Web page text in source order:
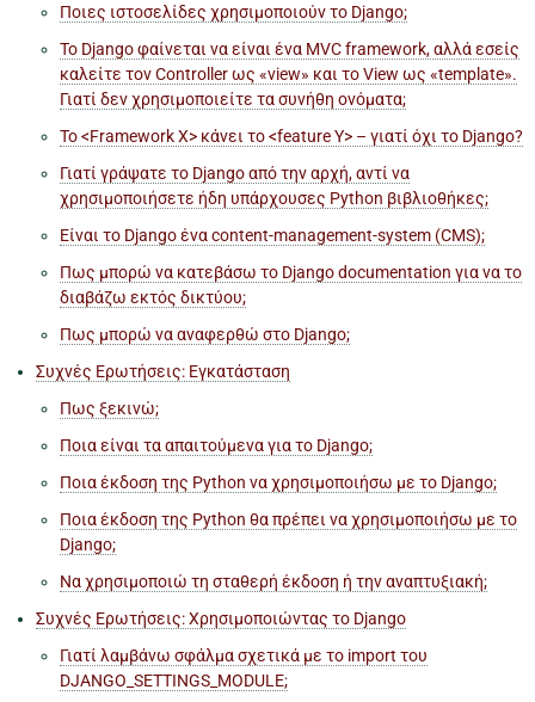
Ποιες ιστοσελίδες χρησιμοποιούν το Django;
Το Django φαίνεται να είναι ένα MVC framework, αλλά εσείς
καλείτε τον Controller ως «view» και το View ως «template».
Γιατί δεν χρησιμοποιείτε τα συνήθη ονόματα;
Το <Framework X> κάνει το <feature Y> – γιατί όχι το Django?
Γιατί γράψατε το Django από την αρχή, αντί να
χρησιμοποιήσετε ήδη υπάρχουσες Python βιβλιοθήκες;
Είναι το Django ένα content-management-system (CMS);
Πως μπορώ να κατεβάσω το Django documentation για να το
διαβάζω εκτός δικτύου;
Πως μπορώ να αναφερθώ στο Django;
Συχνές Ερωτήσεις: Εγκατάσταση
Πως ξεκινώ;
Ποια είναι τα απαιτούμενα για το Django;
Ποια έκδοση της Python να χρησιμοποιήσω με το Django;
Ποια έκδοση της Python θα πρέπει να χρησιμοποιήσω με το
Django;
Να χρησιμοποιώ τη σταθερή έκδοση ή την αναπτυξιακή;
Συχνές Ερωτήσεις: Χρησιμοποιώντας το Django
Γιατί λαμβάνω σφάλμα σχετικά με το import του
DJANGO_SETTINGS_MODULE;